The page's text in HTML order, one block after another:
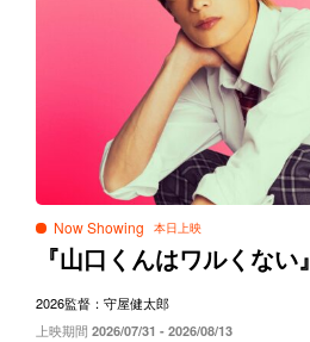
Now Showing
『山口くんはワルくない』
2026監督：守屋健太郎
上映期間 2026/07/31 - 2026/08/13